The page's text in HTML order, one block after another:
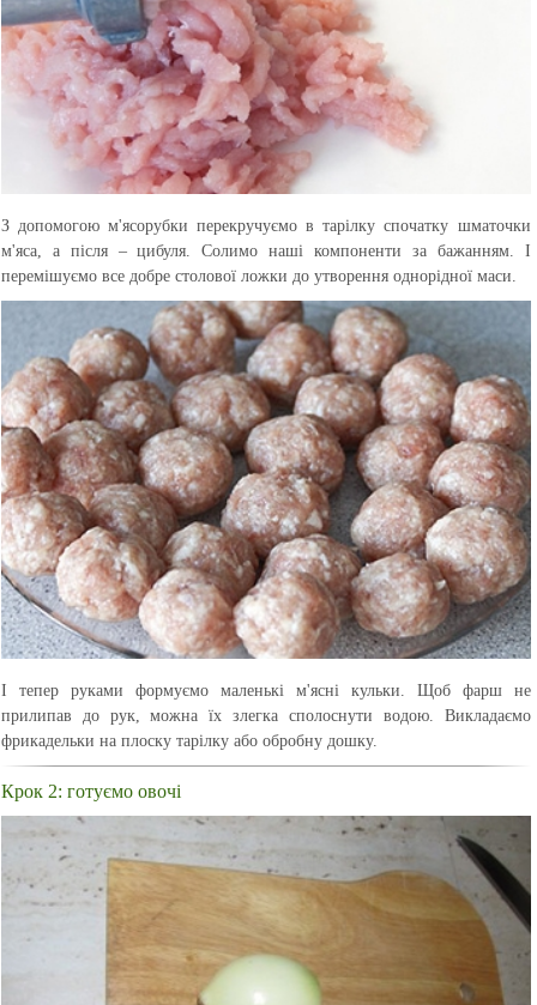
З допомогою м'ясорубки перекручуємо в тарілку спочатку шматочки
м'яса, а після – цибуля. Солимо наші компоненти за бажанням. І
перемішуємо все добре столової ложки до утворення однорідної маси.
І тепер руками формуємо маленькі м'ясні кульки. Щоб фарш не
прилипав до рук, можна їх злегка сполоснути водою. Викладаємо
фрикадельки на плоску тарілку або обробну дошку.
Крок 2: готуємо овочі